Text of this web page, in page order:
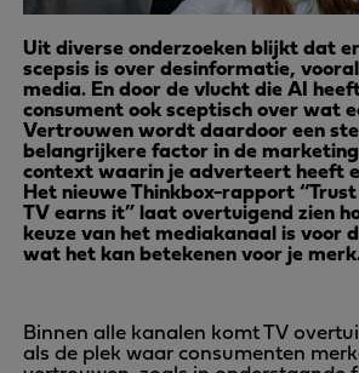
Uit diverse onderzoeken blijkt dat
scepsis is over desinformatie,
media. En door de vlucht die AI
consument ook sceptisch over wat
Vertrouwen wordt daardoor een
belangrijkere factor in de
context waarin je adverteert heeft
Het nieuwe Thinkbox-rapport
TV earns it” laat overtuigend zien
keuze van het mediakanaal is voor
wat het kan betekenen voor je
Binnen alle kanalen komt TV
als de plek waar consumenten